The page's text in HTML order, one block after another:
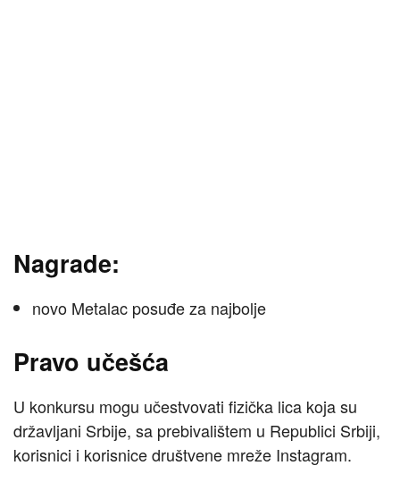
Nagrade:
novo Metalac posuđe za najbolje
Pravo učešća
U konkursu mogu učestvovati fizička lica koja su
državljani Srbije, sa prebivalištem u Republici Srbiji,
korisnici i korisnice društvene mreže Instagram.